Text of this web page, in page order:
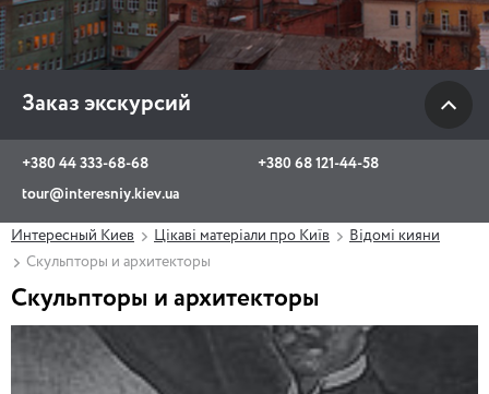
Заказ экскурсий
+380 44 333-68-68
+380 68 121-44-58
tour@interesniy.kiev.ua
с 10.00 до 19:30 ежедневно
Интересный Киев Цікаві матеріали про Київ
Відомі кияни
Скульпторы и архитекторы
Скульпторы и архитекторы